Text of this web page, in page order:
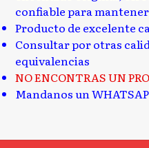
confiable para
Producto de excelente
Consultar por otras
equivalencias
NO ENCONTRAS UN
Mandanos un